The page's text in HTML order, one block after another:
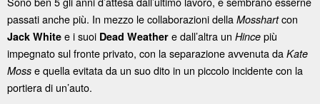
passati anche più. In mezzo le collaborazioni della Mosshartcon
Jack White e i suoi Dead Weather e dall’altra un Hince più
impegnato sul fronte privato, con la separazione avvenuta da Kate
Moss e quella evitata da un suo dito in un piccolo incidente con la
portiera di un’auto.